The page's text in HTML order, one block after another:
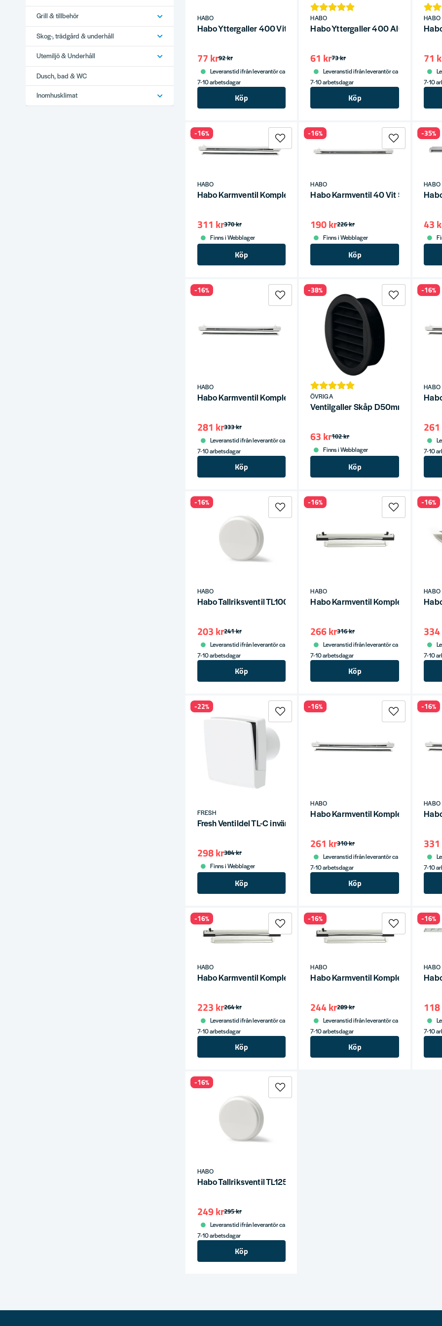
Grill & tillbehör
Skog-, trädgård & underhåll
Utemiljö & Underhåll
Dusch, bad & WC
Inomhusklimat
HABO
Habo Yttergaller 400 Vit SB
92 kr
77 kr
Leveranstid ifrån leverantör ca
7-10 arbetsdagar
Köp
HABO
Habo Yttergaller 400 Aluminium
73 kr
61 kr
Leveranstid ifrån leverantör ca
7-10 arbetsdagar
Köp
HABO
71
7-10
HABO
Habo Karmventil Komplett 50+500 Vit SB
370 kr
311 kr
Finns i Webblager
Köp
-16%
HABO
Habo Karmventil 40 Vit SB
226 kr
190 kr
Finns i Webblager
Köp
-16%
HABO
43
-35%
HABO
Habo Karmventil Komplett 40+400 Vit SB
333 kr
281 kr
Leveranstid ifrån leverantör ca
7-10 arbetsdagar
Köp
-16%
ÖVRIGA
Ventilgaller Skåp D50mm 4st Svart
102 kr
63 kr
Finns i Webblager
Köp
-38%
HABO
7-10
-16%
HABO
Habo Tallriksventil TL100 Vit SB
241 kr
203 kr
Leveranstid ifrån leverantör ca
7-10 arbetsdagar
Köp
-16%
HABO
Habo Karmventil Komplett 50+500
316 kr
266 kr
Leveranstid ifrån leverantör ca
7-10 arbetsdagar
Köp
-16%
HABO
7-10
-16%
FRESH
Fresh Ventildel TL-C invändig del för ventilation
384 kr
298 kr
Finns i Webblager
Köp
-22%
HABO
Habo Karmventil Komplett 20+200
310 kr
261 kr
Leveranstid ifrån leverantör ca
7-10 arbetsdagar
Köp
-16%
HABO
7-10
-16%
HABO
Habo Karmventil Komplett 30+300 Aluminium SB
264 kr
223 kr
Leveranstid ifrån leverantör ca
7-10 arbetsdagar
Köp
-16%
HABO
Habo Karmventil Komplett
289 kr
244 kr
Leveranstid ifrån leverantör ca
7-10 arbetsdagar
Köp
-16%
HABO
7-10
-16%
HABO
Habo Tallriksventil TL125 Vit SB
295 kr
249 kr
Leveranstid ifrån leverantör ca
7-10 arbetsdagar
Köp
-16%